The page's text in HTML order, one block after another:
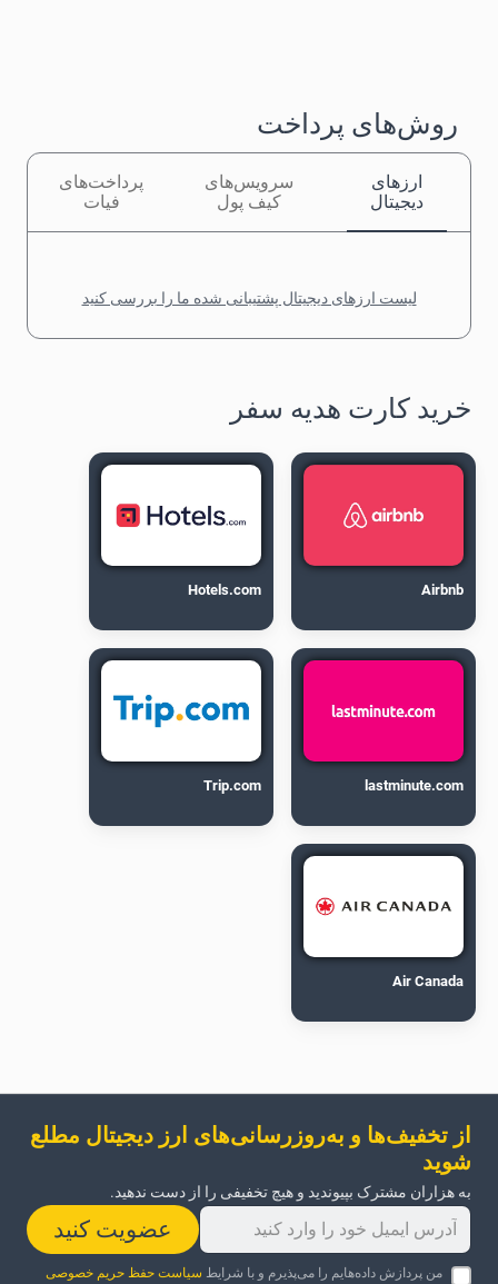
روش‌های پرداخت
ارزهای
دیجیتال
سرویس‌های
کیف پول
پرداخت‌های
فیات
لیست ارزهای دیجیتال پشتیبانی شده ما را بررسی کنید
خرید کارت هدیه سفر
Airbnb
Hotels.com
lastminute.com
Trip.com
Air Canada
از تخفیف‌ها و به‌روزرسانی‌های ارز دیجیتال مطلع
شوید
به هزاران مشترک بپیوندید و هیچ تخفیفی را از دست ندهید.
عضویت کنید
من پردازش داده‌هایم را می‌پذیرم و با شرایط سیاست حفظ حریم خصوصی